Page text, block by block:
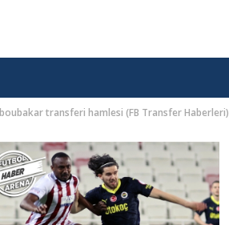
transferi hamlesi (FB Transfer Haberleri)